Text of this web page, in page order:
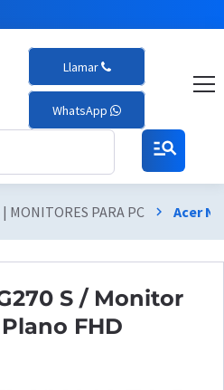
Llamar
WhatsApp
manage_search
| MONITORES PARA PC chevron_right Acer
S / Monitor
FHD